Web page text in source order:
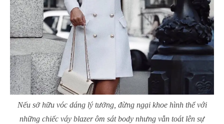
Nếu sở hữu vóc dáng lý tưởng, đừng ngại khoe hình thể với
những chiếc váy blazer ôm sát body nhưng vẫn toát lên sự